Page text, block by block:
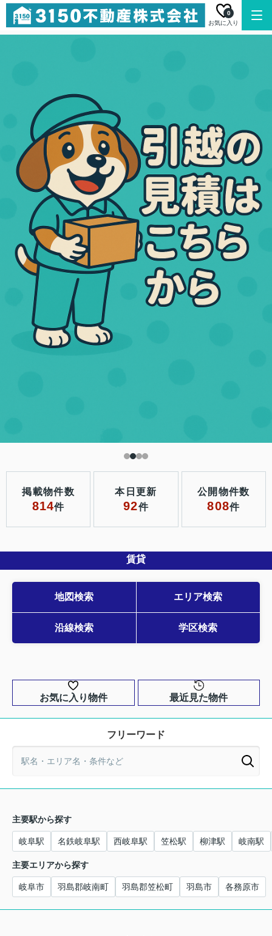
お気に入り
0
掲載物件数
814件
本日更新
92件
公開物件数
808件
賃貸
地図検索 エリア検索
沿線検索 学区検索
お気に入り物件 最近見た物件
フリーワード
主要駅から探す
岐阜駅 名鉄岐阜駅 西岐阜駅 笠松駅 柳津駅 岐南駅
主要エリアから探す
岐阜市 羽島郡岐南町 羽島郡笠松町 羽島市 各務原市